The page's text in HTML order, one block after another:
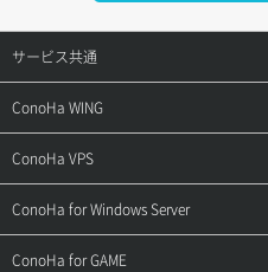
サービス共通
サポートトップ
ご契約・お支払い
用語集
ConoHa WING
サポートトップ
ご利用ガイド
ConoHa VPS
サポートトップ
ご利用ガイド
ConoHa for Windows Server
サポートトップ
ConoHa for GAME